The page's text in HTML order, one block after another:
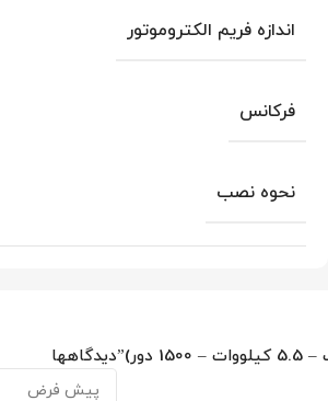
اندازه فریم الکتروموتور
فرکانس
نحوه نصب
دیدگاهها